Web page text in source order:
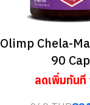
Olimp Chela-
90
ลดเพิ่มทันที